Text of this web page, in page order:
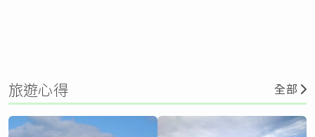
旅遊心得 全部